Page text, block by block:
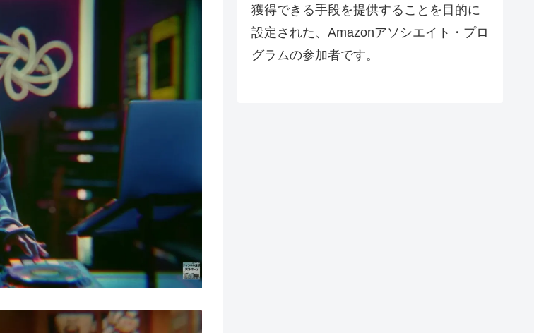
獲得できる手段を提供することを目的に
設定された、Amazonアソシエイト・プロ
グラムの参加者です。